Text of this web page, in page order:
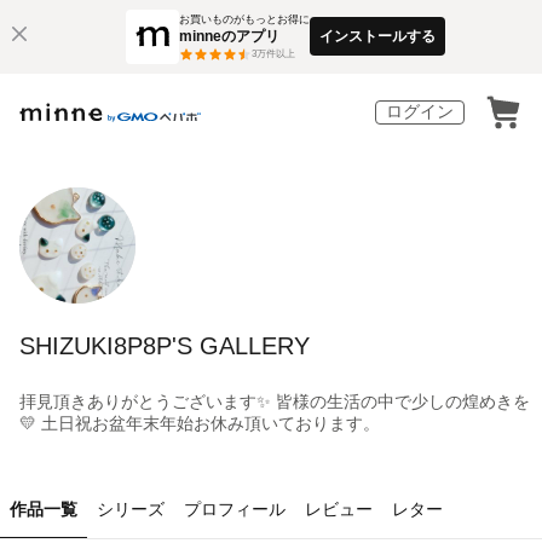
お買いものがもっとお得に
minneのアプリ
3万件以上
インストールする
ログイン
SHIZUKI8P8P'S GALLERY
拝見頂きありがとうございます✨ 皆様の生活の中で少しの煌めきを
💛 土日祝お盆年末年始お休み頂いております。
作品一覧 シリーズ プロフィール レビュー レター